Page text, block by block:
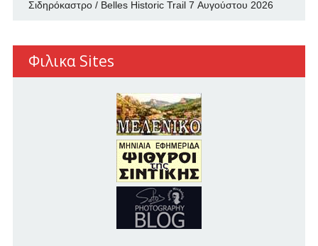
Σιδηρόκαστρο / Belles Historic Trail 7 Αυγούστου 2026
Φιλικα Sites